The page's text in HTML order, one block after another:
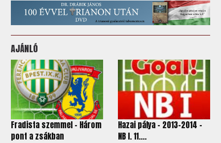
AJÁNLÓ
Fradista szemmel – Három
pont a zsákban
Hazai pálya - 2013-2014 -
NB I. 11....